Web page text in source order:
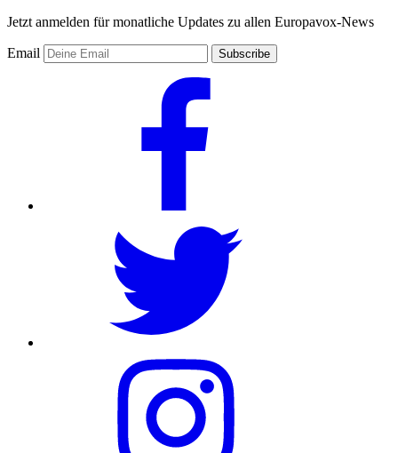
Jetzt anmelden für monatliche Updates zu allen Europavox-News
Email Subscribe